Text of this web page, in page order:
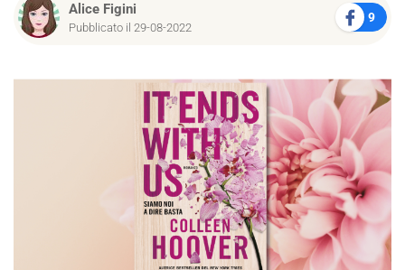
Alice Figini
Pubblicato il 29-08-2022
9